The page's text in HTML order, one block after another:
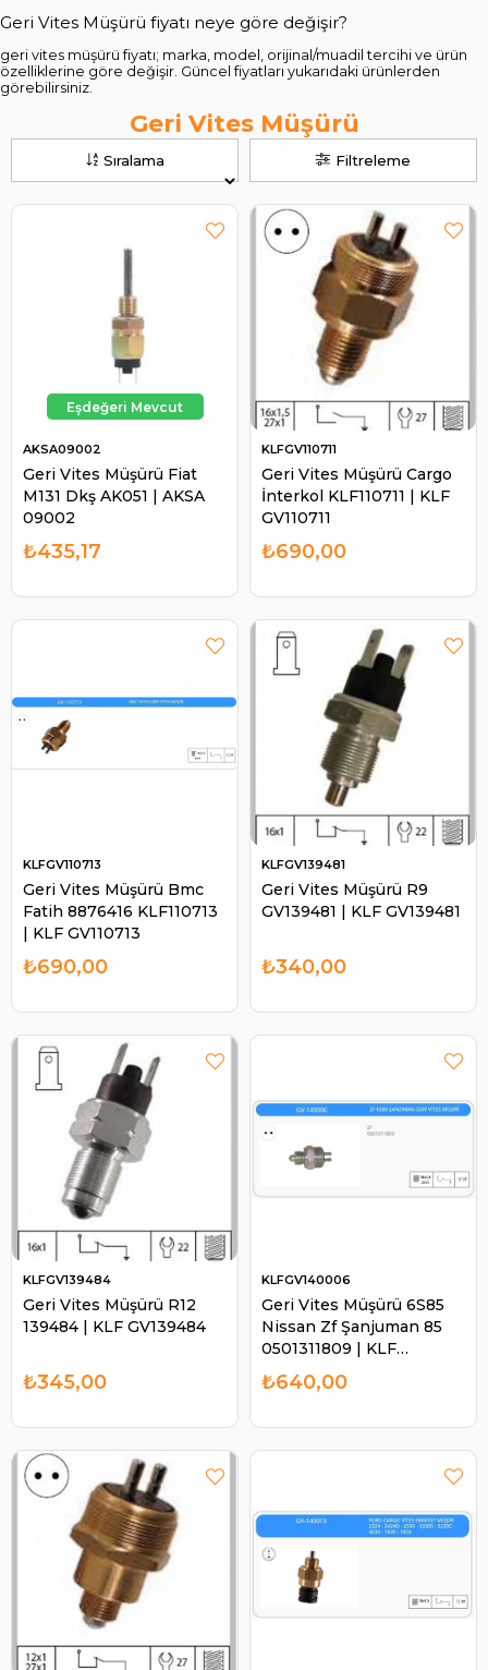
Geri Vites Müşürü fiyatı neye göre değişir?
geri vites müşürü fiyatı; marka, model, orijinal/muadil tercihi ve ürün
özelliklerine göre değişir. Güncel fiyatları yukarıdaki ürünlerden
görebilirsiniz.
Filtreleme
Sıralama
Geri Vites Müşürü
Geri Vites Müşürü Fiat
M131 Dkş AK051 | AKSA
09002
AKSA09002
₺435,17
Geri Vites Müşürü Cargo
İnterkol KLF110711 | KLF
GV110711
KLFGV110711
₺690,00
Geri Vites Müşürü Bmc
Fatih 8876416 KLF110713
| KLF GV110713
KLFGV110713
₺690,00
Geri Vites Müşürü R9
GV139481 | KLF GV139481
KLFGV139481
₺340,00
Geri Vites Müşürü R12
139484 | KLF GV139484
KLFGV139484
₺345,00
Geri Vites Müşürü 6S85
Nissan Zf Şanjuman 85
0501311809 | KLF
GV140006
KLFGV140006
₺640,00